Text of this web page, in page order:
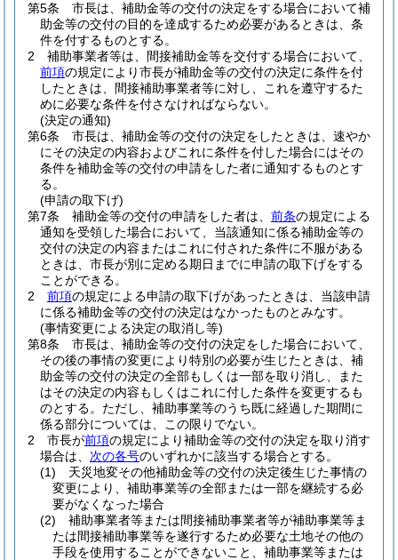
第5条
市長は、補助金等の交付の決定をする場合において補
助金等の交付の目的を達成するため必要があるときは、条
件を付するものとする。
2
補助事業者等は、間接補助金等を交付する場合において、
前項の規定により市長が補助金等の交付の決定に条件を付
したときは、間接補助事業者等に対し、これを遵守するた
めに必要な条件を付さなければならない。
(決定の通知)
第6条
市長は、補助金等の交付の決定をしたときは、速やか
にその決定の内容およびこれに条件を付した場合にはその
条件を補助金等の交付の申請をした者に通知するものとす
る。
(申請の取下げ)
第7条
補助金等の交付の申請をした者は、 前条の規定による
通知を受領した場合において、当該通知に係る補助金等の
交付の決定の内容またはこれに付された条件に不服がある
ときは、市長が別に定める期日までに申請の取下げをする
ことができる。
2
前項の規定による申請の取下げがあったときは、当該申請
に係る補助金等の交付の決定はなかったものとみなす。
(事情変更による決定の取消し等)
第8条
市長は、補助金等の交付の決定をした場合において、
その後の事情の変更により特別の必要が生じたときは、補
助金等の交付の決定の全部もしくは一部を取り消し、また
はその決定の内容もしくはこれに付した条件を変更するも
のとする。 ただし、補助事業等のうち既に経過した期間に
係る部分については、この限りでない。
2
市長が前項の規定により補助金等の交付の決定を取り消す
場合は、 次の各号のいずれかに該当する場合とする。
(1)
天災地変その他補助金等の交付の決定後生じた事情の
変更により、補助事業等の全部または一部を継続する必
要がなくなった場合
(2)
補助事業者等または間接補助事業者等が補助事業等ま
たは間接補助事業等を遂行するため必要な土地その他の
手段を使用することができないこと、補助事業等または